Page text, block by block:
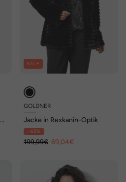
SALE
GOLDNER
Jacke in Rexkanin-Optik
- 65%
199,99€ 69,04€